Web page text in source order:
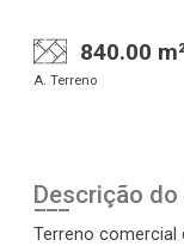
840.00
A. Terreno
Descrição
Terreno comercial